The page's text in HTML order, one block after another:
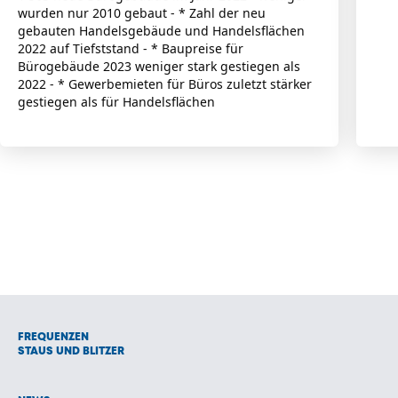
wurden nur 2010 gebaut - * Zahl der neu
gebauten Handelsgebäude und Handelsflächen
2022 auf Tiefststand - * Baupreise für
Bürogebäude 2023 weniger stark gestiegen als
2022 - * Gewerbemieten für Büros zuletzt stärker
gestiegen als für Handelsflächen
FREQUENZEN
STAUS UND BLITZER